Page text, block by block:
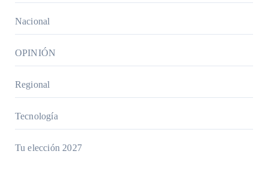
Nacional
OPINIÓN
Regional
Tecnología
Tu elección 2027